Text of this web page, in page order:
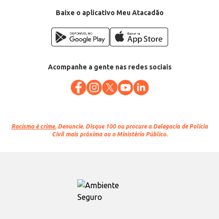
Baixe o aplicativo Meu Atacadão
Acompanhe a gente nas redes sociais
Racismo é crime. Denuncie. Disque 100 ou procure a Delegacia de Polícia
Civil mais próxima ou o Ministério Público.